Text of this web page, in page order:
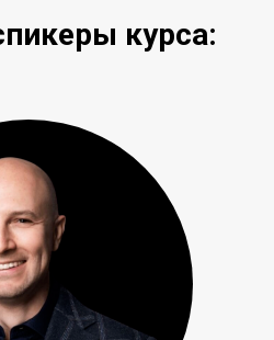
курса: